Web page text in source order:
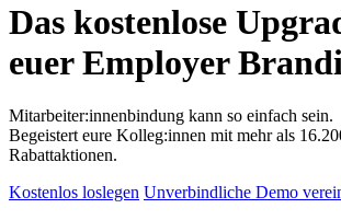
Das kostenlose
euer Employer
Mitarbeiter:innenbindung kann so einfach sein.
Begeistert eure Kolleg:innen mit mehr als
Rabattaktionen.
Kostenlos loslegen Unverbindliche Demo